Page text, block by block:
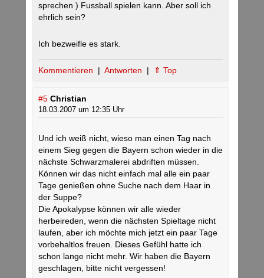
sprechen ) Fussball spielen kann. Aber soll ich
ehrlich sein?
Ich bezweifle es stark.
Kommentieren | Antworten | ⇑ Top
#5 Christian
18.03.2007 um 12:35 Uhr
Und ich weiß nicht, wieso man einen Tag nach
einem Sieg gegen die Bayern schon wieder in die
nächste Schwarzmalerei abdriften müssen.
Können wir das nicht einfach mal alle ein paar
Tage genießen ohne Suche nach dem Haar in
der Suppe?
Die Apokalypse können wir alle wieder
herbeireden, wenn die nächsten Spieltage nicht
laufen, aber ich möchte mich jetzt ein paar Tage
vorbehaltlos freuen. Dieses Gefühl hatte ich
schon lange nicht mehr. Wir haben die Bayern
geschlagen, bitte nicht vergessen!